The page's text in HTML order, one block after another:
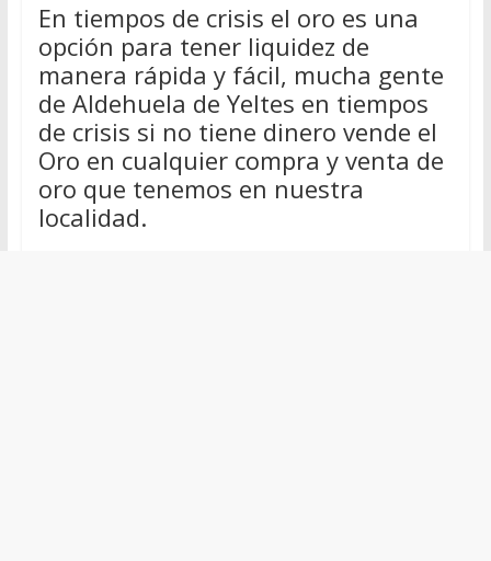
En tiempos de crisis el oro es una
opción para tener liquidez de
manera rápida y fácil, mucha gente
de Aldehuela de Yeltes en tiempos
de crisis si no tiene dinero vende el
Oro en cualquier compra y venta de
oro que tenemos en nuestra
localidad.